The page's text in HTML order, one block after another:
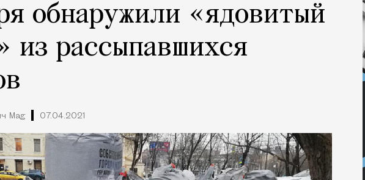
обнаружили «ядовитый
из рассыпавшихся
Mag 07.04.2021